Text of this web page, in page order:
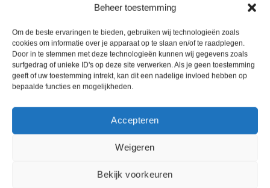
Beheer toestemming
Om de beste ervaringen te bieden, gebruiken wij technologieën zoals
cookies om informatie over je apparaat op te slaan en/of te raadplegen.
Door in te stemmen met deze technologieën kunnen wij gegevens zoals
surfgedrag of unieke ID's op deze site verwerken. Als je geen toestemming
geeft of uw toestemming intrekt, kan dit een nadelige invloed hebben op
bepaalde functies en mogelijkheden.
Accepteren
Weigeren
Bekijk voorkeuren
bovendien uit te rusten als kipbare uitvoering, handig
om bijvoorbeeld snel tuinafval te lossen.
Uit te breiden naar wens
De McAlu Pro is verder te personaliseren met onder
andere een hoogrek voor extra laadvolume, een huif,
een vlakzeil, uitzetsteunen voor stabiel laden en
lossen, of de stoere Black Edition met zwarte borden
en zwarte wielen.
Bouwman Aanhangwagens